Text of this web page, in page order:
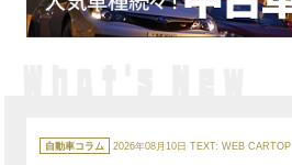
テ
ゴ
自動車コラム 2026年08月10日 TEXT: WEB